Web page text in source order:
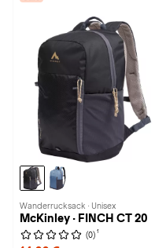
Wanderrucksack · Unisex
McKinley · FINCH CT 20
(0) 1